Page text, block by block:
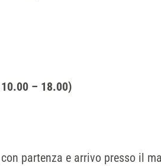
– 18.00)
partenza e arrivo presso il